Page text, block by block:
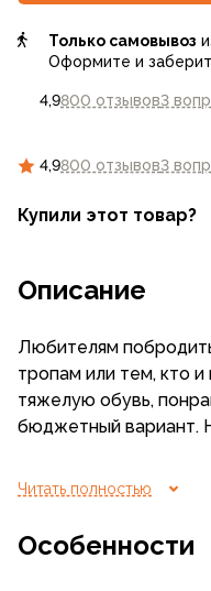
4,9800 отзывов3
4,9800 отзывов3
Только самовывоз
Оформите и
Купили этот товар?
Описание
Любителям
тропам или тем, кто
тяжелую обувь,
бюджетный вариант.
Форма носков,
вероятность того,
намнут ноги.
Читать полностью
Особенности